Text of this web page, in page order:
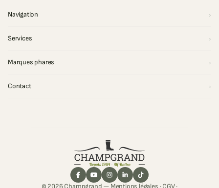
Navigation
Services
Marques phares
Contact
© 2026 Champgrand — Mentions légales ·CGV·